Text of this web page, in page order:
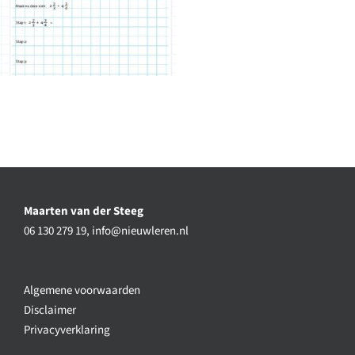
Maarten van der Steeg
06 130 279 19, info@nieuwleren.nl
Algemene voorwaarden
Disclaimer
Privacyverklaring